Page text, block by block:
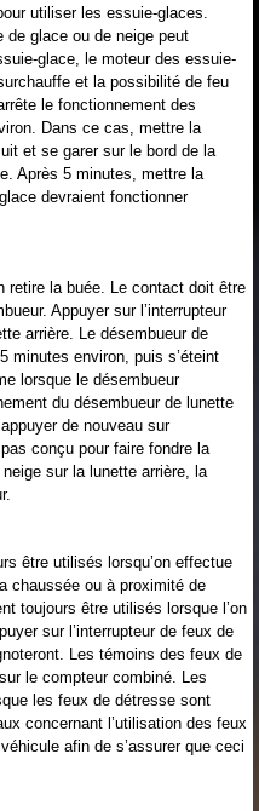
utiliser les essuie-glaces.
de glace ou de neige peut
glace, le moteur des essuie-
et la possibilité de feu
le fonctionnement des
Dans ce cas, mettre la
et se garer sur le bord de la
Après 5 minutes, mettre la
devraient fonctionner
retire la buée. Le contact doit être
Appuyer sur l’interrupteur
arrière. Le désembueur de
minutes environ, puis s’éteint
lorsque le désembueur
du désembueur de lunette
de nouveau sur
conçu pour faire fondre la
sur la lunette arrière, la
être utilisés lorsqu’on effectue
chaussée ou à proximité de
toujours être utilisés lorsque l’on
sur l’interrupteur de feux de
Les témoins des feux de
le compteur combiné. Les
les feux de détresse sont
concernant l’utilisation des feux
afin de s’assurer que ceci